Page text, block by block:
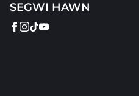
SEGWI HAWN
FACEBOOK
INSTAGRAM
TIKTOK
YOUTUBE